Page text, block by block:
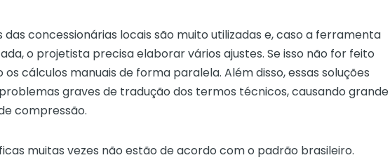
das concessionárias locais são muito utilizadas e, caso a ferramenta
o projetista precisa elaborar vários ajustes. Se isso não for feito
cálculos manuais de forma paralela. Além disso, essas soluções
graves de tradução dos termos técnicos, causando grande
compressão.
muitas vezes não estão de acordo com o padrão brasileiro.